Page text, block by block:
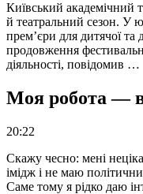
Київський академічний
й театральний сезон. У
прем’єри для дитячої та
продовження
діяльності, повідомив …
Моя робота —
20:22
Скажу чесно: мені
імідж і не маю
Саме тому я рідко даю